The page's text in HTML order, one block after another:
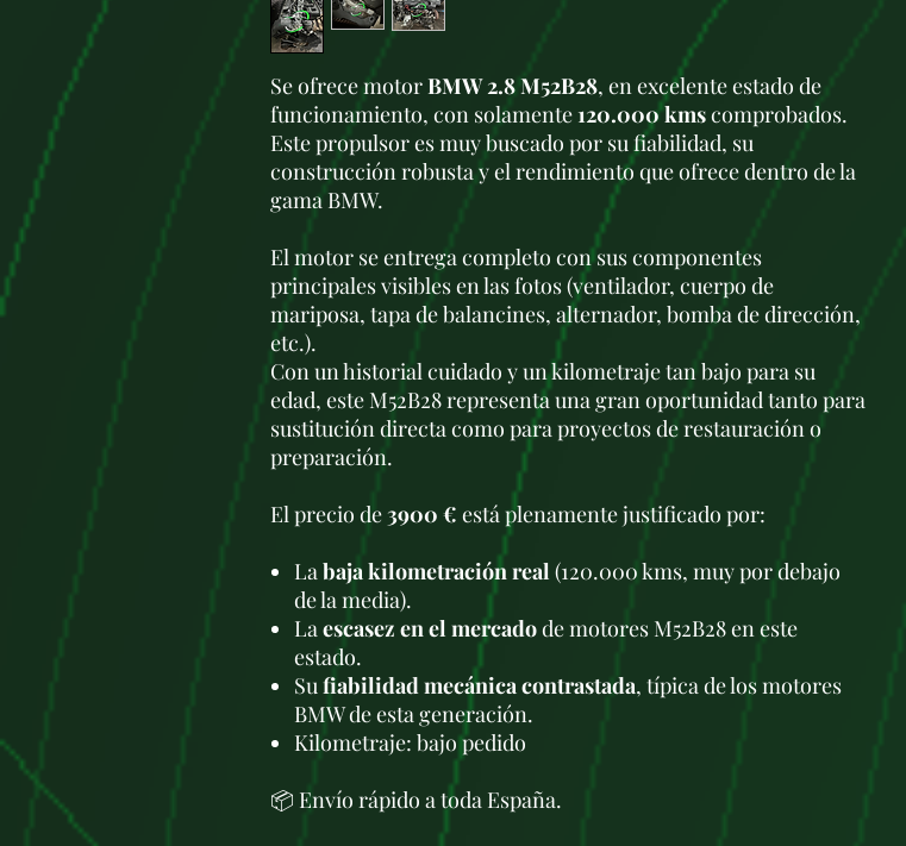
Se ofrece motorBMW 2.8 M52B28, en excelente estado de
funcionamiento, con solamente120.000 kmscomprobados.
Este propulsor es muy buscado por su fiabilidad, su
construcción robusta y el rendimiento que ofrece dentro de la
gama BMW.
El motor se entrega completo con sus componentes
principales visibles en las fotos (ventilador, cuerpo de
mariposa, tapa de balancines, alternador, bomba de dirección,
etc.).
Con un historial cuidado y un kilometraje tan bajo para su
edad, este M52B28 representa una gran oportunidad tanto para
sustitución directa como para proyectos de restauración o
preparación.
El precio de3900 € está plenamente justificado por:
Labaja kilometración real (120.000 kms, muy por debajo
de la media).
Laescasez en el mercadode motores M52B28 en este
estado.
Sufiabilidad mecánica contrastada, típica de los motores
BMW de esta generación.
Kilometraje: bajo pedido
📦 Envío rápido a toda España.